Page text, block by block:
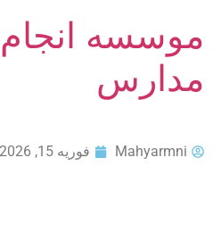
موسسه انجام
مدارس
Mahyarmni فوریه 15, 2026